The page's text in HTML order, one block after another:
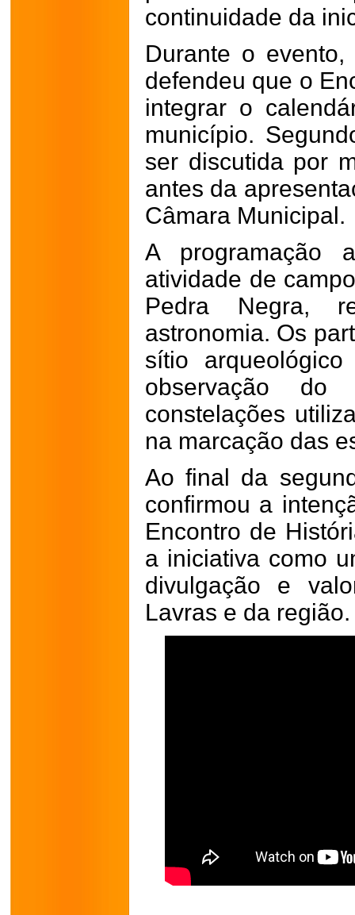
continuidade da
Durante o
defendeu que o
integrar o
município.
ser discutida por
antes da
Câmara Municipal.
A programação
atividade de
Pedra Negra,
astronomia. Os
sítio
observação do
constelações
na marcação das
Ao final da
confirmou a
Encontro de
a iniciativa como
divulgação e
Lavras e da região.